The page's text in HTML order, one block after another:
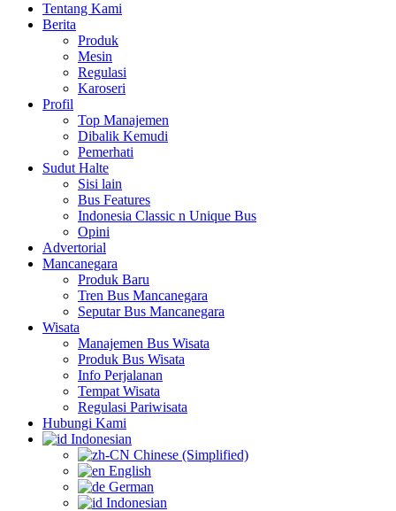
Tentang Kami
Berita
Produk
Mesin
Regulasi
Karoseri
Profil
Top Manajemen
Dibalik Kemudi
Pemerhati
Sudut Halte
Sisi lain
Bus Features
Indonesia Classic n Unique Bus
Opini
Advertorial
Mancanegara
Produk Baru
Tren Bus Mancanegara
Seputar Bus Mancanegara
Wisata
Manajemen Bus Wisata
Produk Bus Wisata
Info Perjalanan
Tempat Wisata
Regulasi Pariwisata
Hubungi Kami
Indonesian
Chinese (Simplified)
English
German
Indonesian